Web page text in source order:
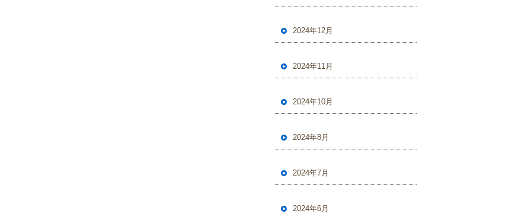
2024年12月
2024年11月
2024年10月
2024年8月
2024年7月
2024年6月